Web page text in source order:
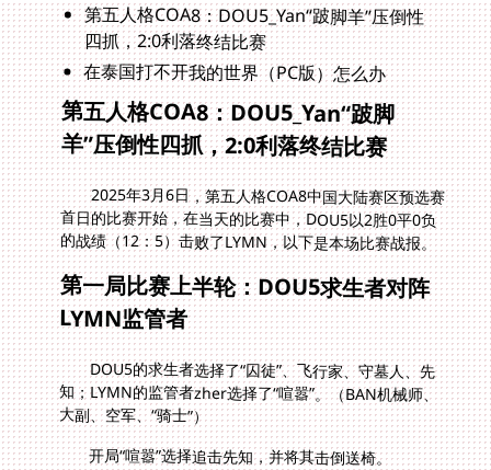
第五人格COA8：DOU5_Yan“跛脚羊”压倒性
四抓，2:0利落终结比赛
在泰国打不开我的世界（PC版）怎么办
第五人格COA8：DOU5_Yan“跛脚
羊”压倒性四抓，2:0利落终结比赛
2025年3月6日，第五人格COA8中国大陆赛区预选赛
首日的比赛开始，在当天的比赛中，DOU5以2胜0平0负
的战绩（12：5）击败了LYMN，以下是本场比赛战报。
第一局比赛上半轮：DOU5求生者对阵
LYMN监管者
DOU5的求生者选择了“囚徒”、飞行家、守墓人、先
知；LYMN的监管者zher选择了“喧嚣”。（BAN机械师、
大副、空军、“骑士”）
开局“喧嚣”选择追击先知，并将其击倒送椅。